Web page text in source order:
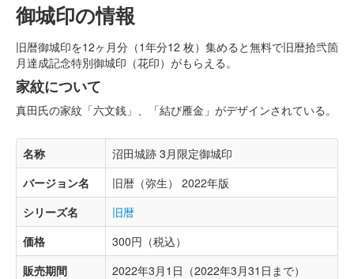
御城印の情報
旧暦御城印を12ヶ月分（1年分12 枚）集めると無料で旧暦拾弐箇
月達成記念特別御城印（花印）がもらえる。
家紋について
真田氏の家紋「六文銭」、「結び雁金」がデザインされている。
名称
沼田城跡 3月限定御城印
バージョン名
旧暦（弥生） 2022年版
シリーズ名
旧暦
価格
300円（税込）
販売期間
2022年3月1日（2022年3月31日まで）